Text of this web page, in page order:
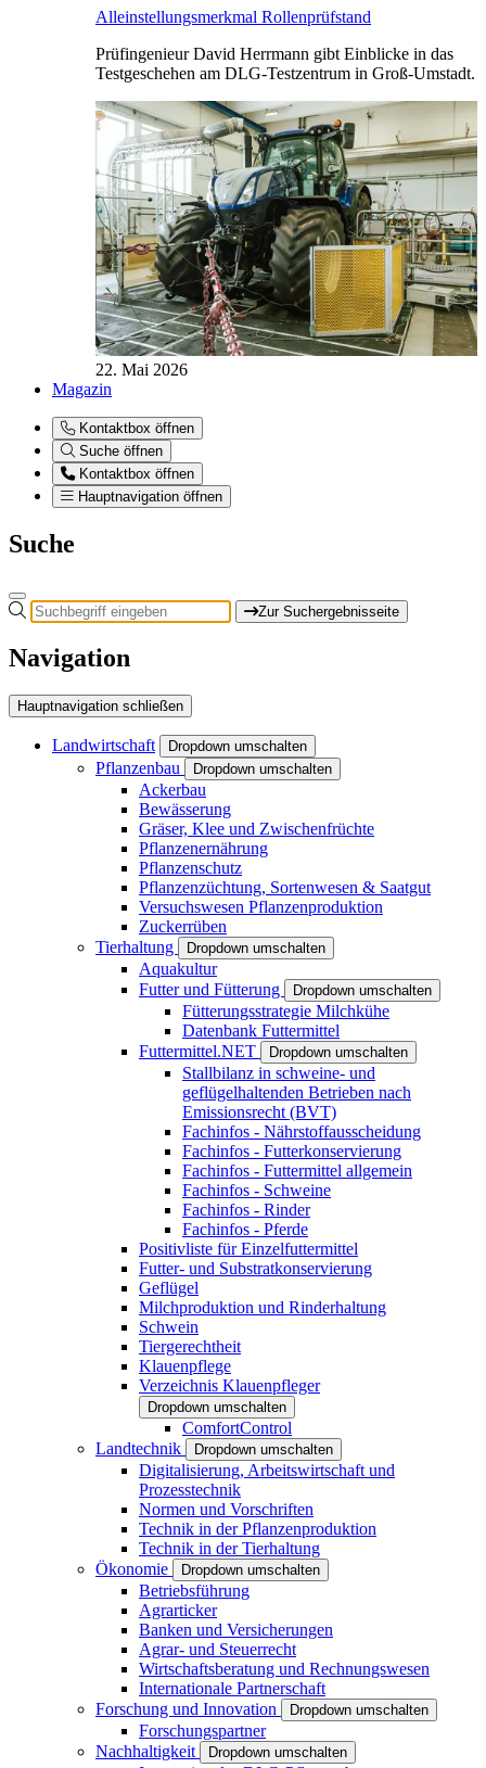
Alleinstellungsmerkmal Rollenprüfstand
Prüfingenieur David Herrmann gibt Einblicke in das
Testgeschehen am DLG-Testzentrum in Groß-Umstadt.
22. Mai 2026
Magazin
Kontaktbox öffnen
Suche öffnen
Kontaktbox öffnen
Hauptnavigation öffnen
Suche
Zur Suchergebnisseite
Navigation
Hauptnavigation schließen
Landwirtschaft Dropdown umschalten
Pflanzenbau Dropdown umschalten
Ackerbau
Bewässerung
Gräser, Klee und Zwischenfrüchte
Pflanzenernährung
Pflanzenschutz
Pflanzenzüchtung, Sortenwesen & Saatgut
Versuchswesen Pflanzenproduktion
Zuckerrüben
Tierhaltung
Dropdown umschalten
Aquakultur
Futter und Fütterung
Dropdown umschalten
Fütterungsstrategie Milchkühe
Datenbank Futtermittel
Futtermittel.NET
Dropdown umschalten
Stallbilanz in schweine- und
geflügelhaltenden Betrieben nach
Emissionsrecht (BVT)
Fachinfos - Nährstoffausscheidung
Fachinfos - Futterkonservierung
Fachinfos - Futtermittel allgemein
Fachinfos - Schweine
Fachinfos - Rinder
Fachinfos - Pferde
Positivliste für Einzelfuttermittel
Futter- und Substratkonservierung
Geflügel
Milchproduktion und Rinderhaltung
Schwein
Tiergerechtheit
Klauenpflege
Verzeichnis Klauenpfleger
Dropdown umschalten
ComfortControl
Landtechnik
Dropdown umschalten
Digitalisierung, Arbeitswirtschaft und
Prozesstechnik
Normen und Vorschriften
Technik in der Pflanzenproduktion
Technik in der Tierhaltung
Ökonomie
Dropdown umschalten
Betriebsführung
Agrarticker
Banken und Versicherungen
Agrar- und Steuerrecht
Wirtschaftsberatung und Rechnungswesen
Internationale Partnerschaft
Forschung und Innovation
Dropdown umschalten
Forschungspartner
Nachhaltigkeit
Dropdown umschalten